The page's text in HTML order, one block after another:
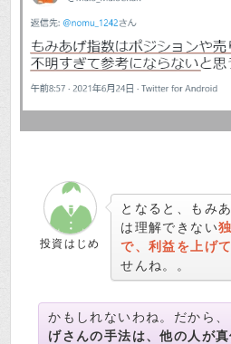
投資はじめ
となると、もみ
は理解できない
で、利益を上げ
せんね。。
かもしれないわね。だから、
げさんの手法は、他の人が真